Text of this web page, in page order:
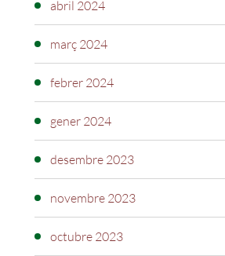
abril 2024
març 2024
febrer 2024
gener 2024
desembre 2023
novembre 2023
octubre 2023